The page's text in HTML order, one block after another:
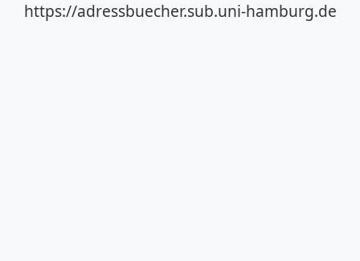
https://adressbuecher.sub.uni-hamburg.de